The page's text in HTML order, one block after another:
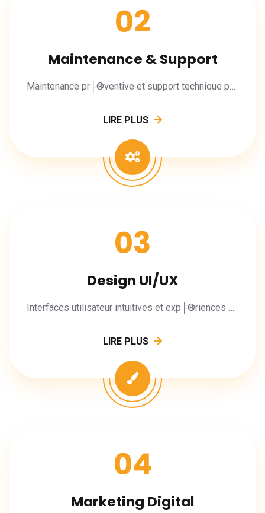
02
Maintenance & Support
Maintenance pr├®ventive et support technique pour vos applications.
LIRE PLUS
03
Design UI/UX
Interfaces utilisateur intuitives et exp├®riences m├®morables.
LIRE PLUS
04
Marketing Digital